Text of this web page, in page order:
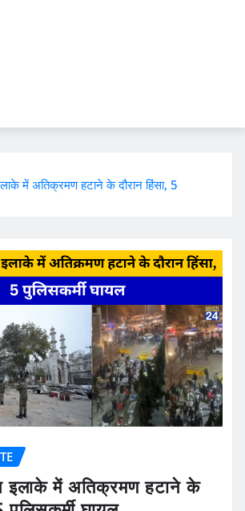
में अतिक्रमण हटाने के दौरान हिंसा, 5
इलाके में अतिक्रमण हटाने के